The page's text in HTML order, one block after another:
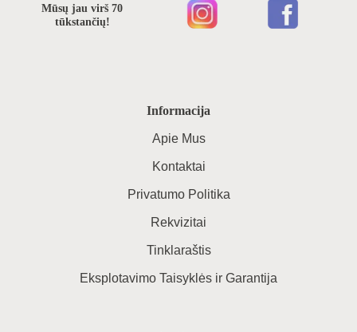
Informacija
Apie Mus
Kontaktai
Privatumo Politika
Rekvizitai
Tinklaraštis
Eksplotavimo Taisyklės ir Garantija
Mūsų jau virš 70
tūkstančių!